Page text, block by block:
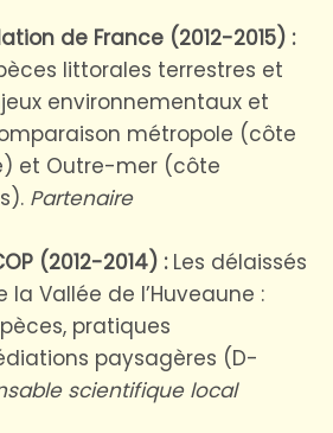
de France (2012-2015) :
littorales terrestres et
environnementaux et
métropole (côte
et Outre-mer (côte
Partenaire
(2012-2014) :Les délaissés
Vallée de l’Huveaune :
pratiques
paysagères (D-
scientifique local